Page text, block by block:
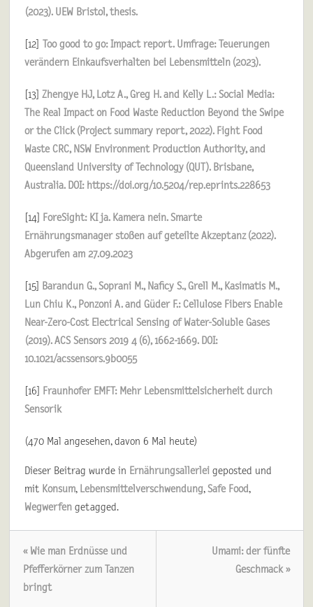
(2023). UEW Bristol, thesis.
[12] Too good to go: Impact report. Umfrage: Teuerungen
verändern Einkaufsverhalten bei Lebensmitteln (2023).
[13] Zhengye HJ, Lotz A., Greg H. and Kelly L.: Social Media:
The Real Impact on Food Waste Reduction Beyond the Swipe
or the Click (Project summary report, 2022). Fight Food
Waste CRC, NSW Environment Production Authority, and
Queensland University of Technology (QUT). Brisbane,
Australia. DOI: https://doi.org/10.5204/rep.eprints.228653
[14]
ForeSight: KI ja. Kamera nein. Smarte
Ernährungsmanager stoßen auf geteilte Akzeptanz (2022).
Abgerufen am 27.09.2023
[15]
Barandun G., Soprani M., Naficy S., Grell M., Kasimatis M.,
Lun Chiu K., Ponzoni A. and Güder F.: Cellulose Fibers Enable
Near-Zero-Cost Electrical Sensing of Water-Soluble Gases
(2019). ACS Sensors 2019 4 (6), 1662-1669. DOI:
10.1021/acssensors.9b0055
[16]
Fraunhofer EMFT: Mehr Lebensmittelsicherheit durch
Sensorik
(470 Mal angesehen, davon 6 Mal heute)
Dieser Beitrag wurde in Ernährungsallerlei geposted und
mit Konsum, Lebensmittelverschwendung,Safe Food,
Wegwerfen getagged.
« Wie man Erdnüsse und
Pfefferkörner zum Tanzen
bringt
Umami: der fünfte
Geschmack »